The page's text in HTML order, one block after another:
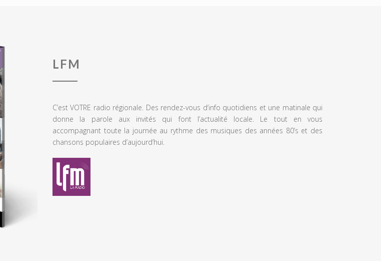
LFM
C’est VOTRE radio régionale. Des rendez-vous d’info quotidiens et une matinale qui
donne la parole aux invités qui font l’actualité locale. Le tout en vous
accompagnant toute la journée au rythme des musiques des années 80’s et des
chansons populaires d’aujourd’hui.